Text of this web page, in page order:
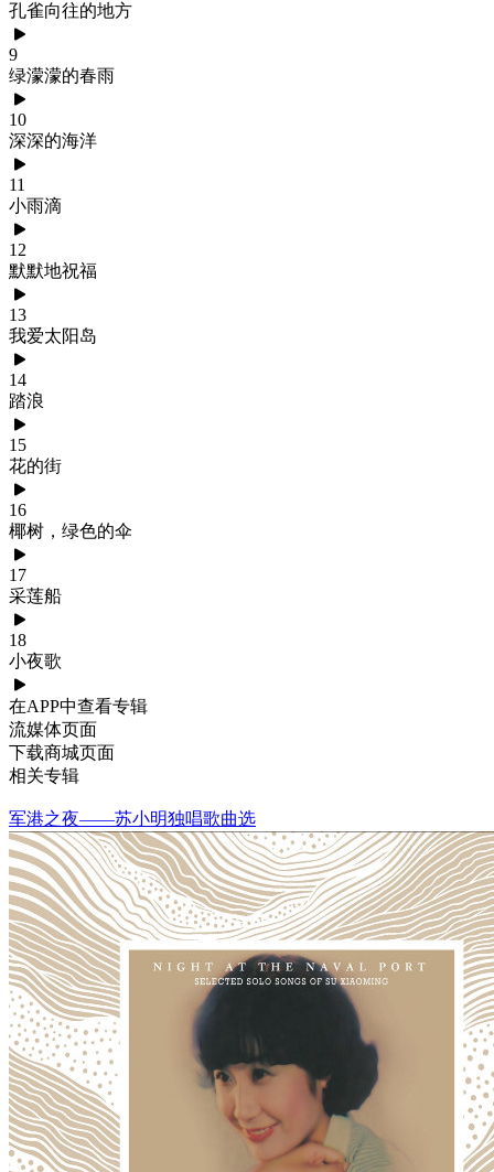
孔雀向往的地方
9
绿濛濛的春雨
10
深深的海洋
11
小雨滴
12
默默地祝福
13
我爱太阳岛
14
踏浪
15
花的街
16
椰树，绿色的伞
17
采莲船
18
小夜歌
在APP中查看专辑
流媒体页面
下载商城页面
相关专辑
军港之夜——苏小明独唱歌曲选